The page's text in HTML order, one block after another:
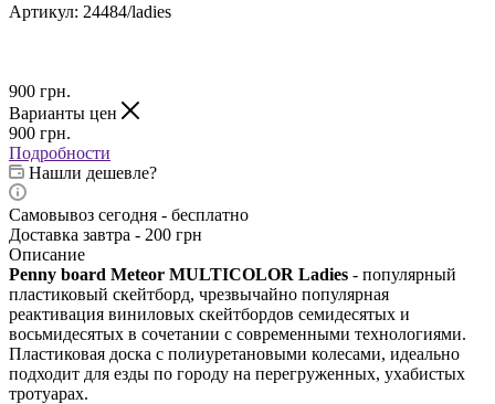
Артикул: 24484/ladies
900 грн.
Варианты цен
900 грн.
Подробности
Нашли дешевле?
Самовывоз сегодня - бесплатно
Доставка завтра - 200 грн
Описание
Penny board Meteor MULTICOLOR Ladies - популярный
пластиковый скейтборд, чрезвычайно популярная
реактивация виниловых скейтбордов семидесятых и
восьмидесятых в сочетании с современными технологиями.
Пластиковая доска с полиуретановыми колесами, идеально
подходит для езды по городу на перегруженных, ухабистых
тротуарах.